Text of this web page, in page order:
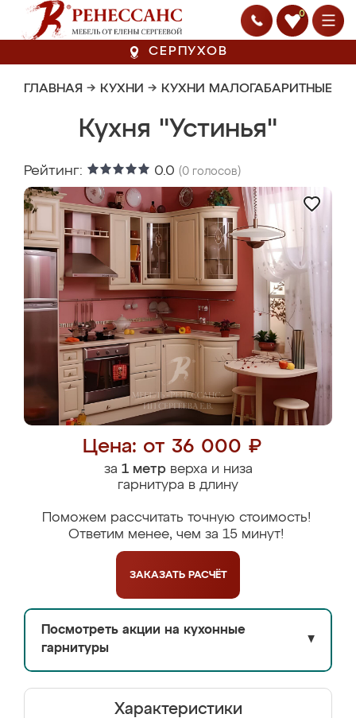
0
СЕРПУХОВ
ГЛАВНАЯ → КУХНИ → КУХНИ МАЛОГАБАРИТНЫЕ
Кухня "Устинья"
Рейтинг: 0.0 (0 голосов)
Цена: от 36 000 ₽
за 1 метрверха и низа
гарнитура в длину
Поможем рассчитать точную стоимость!
Ответим менее, чем за 15 минут!
ЗАКАЗАТЬ РАСЧЁТ
Посмотреть акции на кухонные
гарнитуры
▼
Характеристики